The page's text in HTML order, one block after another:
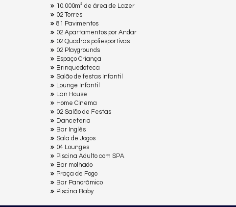
10.000m² de área de Lazer
02 Torres
81 Pavimentos
02 Apartamentos por Andar
02 Quadras poliesportivas
02 Playgrounds
Espaço Criança
Brinquedoteca
Salão de festas Infantil
Lounge Infantil
Lan House
Home Cinema
02 Salão de Festas
Danceteria
Bar Inglês
Sala de Jogos
04 Lounges
Piscina Adulto com SPA
Bar molhado
Praça de Fogo
Bar Panorâmico
Piscina Baby